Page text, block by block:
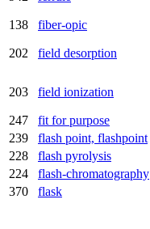
138 fiber-opic
202 field desorption
203 field ionization
247 fit for purpose
239
flash point, flashpoint
228
flash pyrolysis
224
flash-chromatography
370
flask